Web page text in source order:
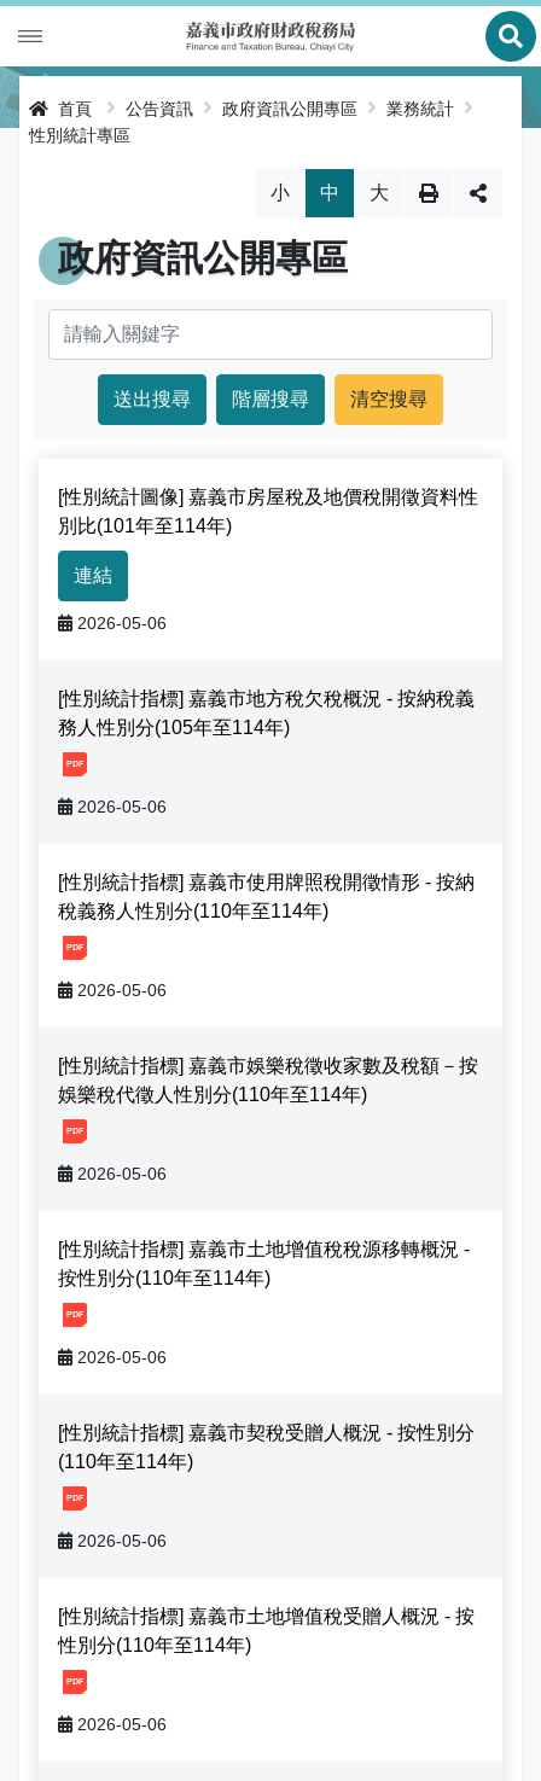
展
公有財產
財金及菸酒管理
稅務專區
房屋稅
土地增值稅
使用牌照稅
娛樂稅
退稅專區
線上申辦
申辦進度查詢及補件
線上查詢與試算
網路申報
書表下載
e觸即發跨域稅務通
便民服務
節稅健檢
客服諮詢
多元繳稅管道
繳納證明
智能櫃員機
公告資訊
財稅新聞
公告訊息
政府資訊公開專區
徵才快訊
最新債務訊息
宣導專區
嘉義市政府資料開放平台
創新便民服務措施
不動產移轉專區
納稅者權利保護專區
檔案應用園地
個人資料保護專區
廉政園地
性騷擾及職場霸凌分類
志工園地
地方稅稽徵機關
稅務軟體下載
稅捐稽徵法專區
災害減免專區
民法調降成年年齡專區
本局沿革
首長簡介
副局長簡介
組織職掌
聯絡資訊
辦公室平面圖
常見問答
首頁 公告資訊 政府資訊公開專區
業務統計
性別統計專區
小 中 大
政府資訊公開專區
[性別統計圖像] 嘉義市房屋稅及地價稅開徵資料性
別比(101年至114年)
連結
2026-05-06
[性別統計指標] 嘉義市地方稅欠稅概況 - 按納稅義
務人性別分(105年至114年)
2026-05-06
[性別統計指標] 嘉義市使用牌照稅開徵情形 - 按納
稅義務人性別分(110年至114年)
2026-05-06
[性別統計指標] 嘉義市娛樂稅徵收家數及稅額－按
娛樂稅代徵人性別分(110年至114年)
2026-05-06
[性別統計指標] 嘉義市土地增值稅稅源移轉概況 -
按性別分(110年至114年)
2026-05-06
[性別統計指標] 嘉義市契稅受贈人概況 - 按性別分
(110年至114年)
2026-05-06
[性別統計指標] 嘉義市土地增值稅受贈人概況 - 按
性別分(110年至114年)
2026-05-06